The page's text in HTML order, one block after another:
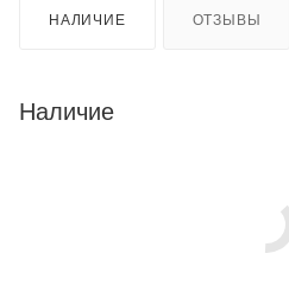
НАЛИЧИЕ ОТЗЫВЫ
Наличие